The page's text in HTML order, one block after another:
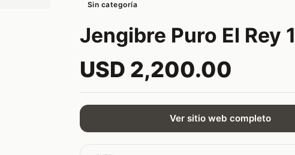
Sin categoría
Jengibre Puro El Rey
USD 2,200.00
Ver sitio web completo